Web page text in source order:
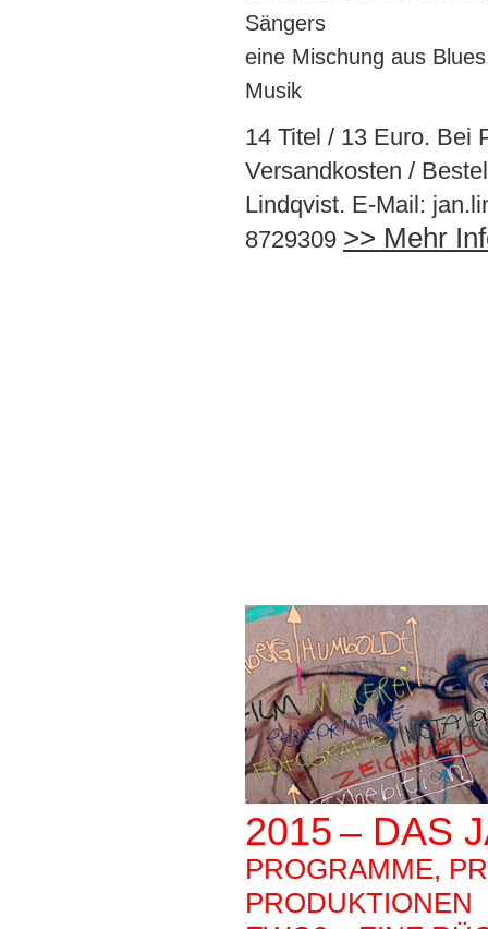
Sängers
eine Mischung aus
Musik
14 Titel / 13 Euro. Bei
Versandkosten /
Lindqvist. E-Mail:
8729309 >> Mehr
2015 – DAS
PROGRAMME,
PRODUKTIONEN